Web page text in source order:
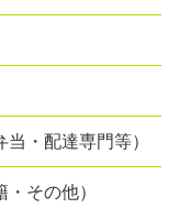
・配達専門等）
その他）